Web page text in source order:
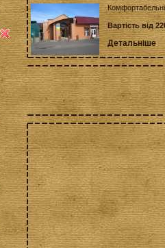
Вартість від
Детальніше